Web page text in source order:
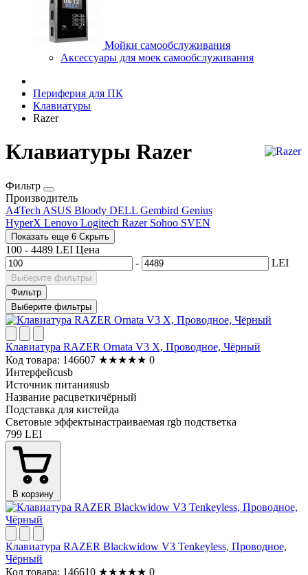
Мойки самообслуживания
Аксессуары для моек самообслуживания
Периферия для ПК
Клавиатуры
Razer
Клавиатуры Razer
Фильтр
Производитель
A4Tech ASUS Bloody DELL Gembird Genius
HyperX Lenovo Logitech Razer Sohoo SVEN
Показать еще 6 Скрыть
100 - 4489 LEI Цена
-
LEI
Выберите фильтры
Фильтр
Выберите фильтры
Клавиатура RAZER Ornata V3 X, Проводное, Чёрный
Код товара: 146607 ★★★★★ 0
Интерфейсusb
Источник питанияusb
Название расцветкичёрный
Подставка для кистейда
Световые эффектынастраиваемая rgb подстветка
799 LEI
В корзину
Клавиатура RAZER Blackwidow V3 Tenkeyless, Проводное,
Чёрный
Код товара: 146610 ★★★★★ 0